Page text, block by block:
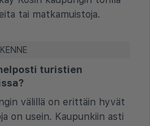
tai matkamuistoja.
turistien
välillä on erittäin hyvät
on usein. Kaupunkiin asti